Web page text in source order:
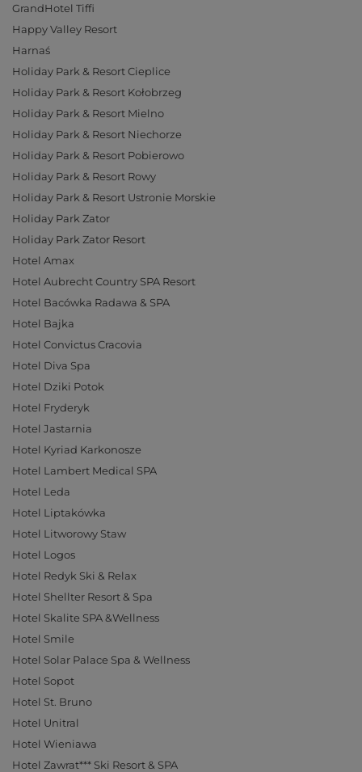
GrandHotel Tiffi
Happy Valley Resort
Harnaś
Holiday Park & Resort Cieplice
Holiday Park & Resort Kołobrzeg
Holiday Park & Resort Mielno
Holiday Park & Resort Niechorze
Holiday Park & Resort Pobierowo
Holiday Park & Resort Rowy
Holiday Park & Resort Ustronie Morskie
Holiday Park Zator
Holiday Park Zator Resort
Hotel Amax
Hotel Aubrecht Country SPA Resort
Hotel Bacówka Radawa & SPA
Hotel Bajka
Hotel Convictus Cracovia
Hotel Diva Spa
Hotel Dziki Potok
Hotel Fryderyk
Hotel Jastarnia
Hotel Kyriad Karkonosze
Hotel Lambert Medical SPA
Hotel Leda
Hotel Liptakówka
Hotel Litworowy Staw
Hotel Logos
Hotel Redyk Ski & Relax
Hotel Shellter Resort & Spa
Hotel Skalite SPA &Wellness
Hotel Smile
Hotel Solar Palace Spa & Wellness
Hotel Sopot
Hotel St. Bruno
Hotel Unitral
Hotel Wieniawa
Hotel Zawrat*** Ski Resort & SPA